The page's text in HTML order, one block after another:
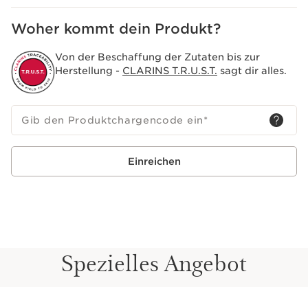
Woher kommt dein Produkt?
Von der Beschaffung der Zutaten bis zur
Herstellung - CLARINS T.R.U.S.T. sagt dir alles.
Gib den Produktchargencode ein*
Einreichen
Spezielles Angebot